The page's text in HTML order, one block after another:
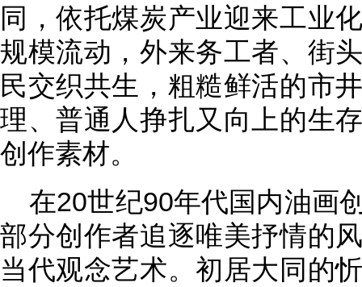
同，依托煤炭产业迎来工业
规模流动，外来务工者、街
民交织共生，粗糙鲜活的市
理、普通人挣扎又向上的生
创作素材。
在20世纪90年代国内油画
部分创作者追逐唯美抒情的
当代观念艺术。初居大同的